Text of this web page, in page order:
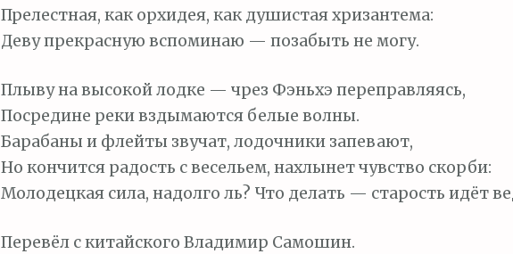
Прелестная, как орхидея, как душистая хризантема:
Деву прекрасную вспоминаю — позабыть не могу.
Плыву на высокой лодке — чрез Фэньхэ переправляясь,
Посредине реки вздымаются белые волны.
Барабаны и флейты звучат, лодочники запевают,
Но кончится радость с весельем, нахлынет чувство скорби:
Молодецкая сила, надолго ль? Что делать — старость идёт
Перевёл с китайского Владимир Самошин.